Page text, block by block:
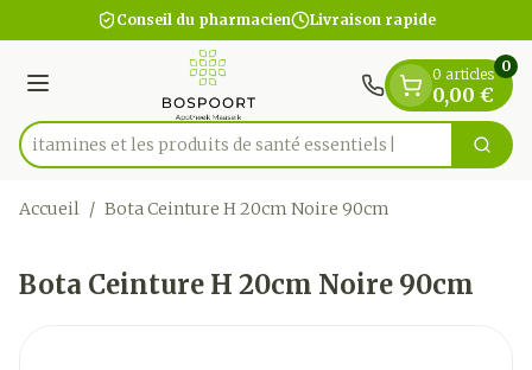
Aller au contenu
1 de 1
Conseil du pharmacien Livraison rapide
Menu
Rechercher
vitamines et les produits de santé essentiels
0 articles
0,00 €
0
Accueil / Bota Ceinture H 20cm Noire 90cm
Bota Ceinture H 20cm Noire 90cm